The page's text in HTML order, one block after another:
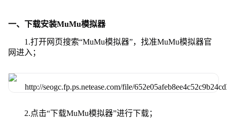
一、下载安装MuMu模拟器
1.打开网页搜索“MuMu模拟器”，找准MuMu模拟器官
网进入；
2.点击“下载MuMu模拟器”进行下载；